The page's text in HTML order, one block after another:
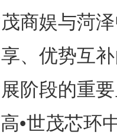
商娱与菏
、优势互
阶段的重
•世茂芯环